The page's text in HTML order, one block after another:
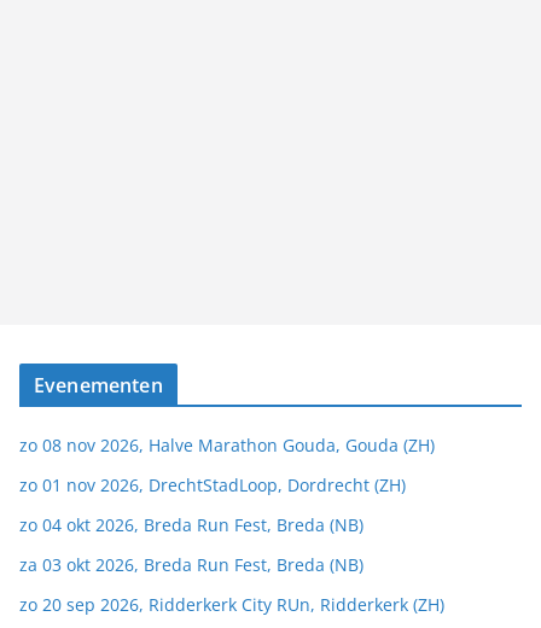
Evenementen
zo 08 nov 2026, Halve Marathon Gouda, Gouda (ZH)
zo 01 nov 2026, DrechtStadLoop, Dordrecht (ZH)
zo 04 okt 2026, Breda Run Fest, Breda (NB)
za 03 okt 2026, Breda Run Fest, Breda (NB)
zo 20 sep 2026, Ridderkerk City RUn, Ridderkerk (ZH)